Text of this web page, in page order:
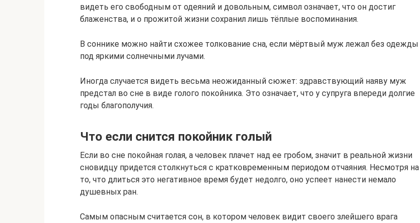
видеть его свободным от одеяний и довольным, символ означает, что он достиг
блаженства, и о прожитой жизни сохранил лишь тёплые воспоминания.
В соннике можно найти схожее толкование сна, если мёртвый муж лежал без одежды
под яркими солнечными лучами.
Иногда случается видеть весьма неожиданный сюжет: здравствующий наяву муж
предстал во сне в виде голого покойника. Это означает, что у супруга впереди долгие
годы благополучия.
Что если снится покойник голый
Если во сне покойная голая, а человек плачет над ее гробом, значит в реальной жизни
сновидцу придется столкнуться с кратковременным периодом отчаяния. Несмотря на
то, что длиться это негативное время будет недолго, оно успеет нанести немало
душевных ран.
Самым опасным считается сон, в котором человек видит своего злейшего врага